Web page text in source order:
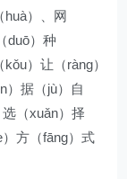
huà）、网
duō）种
）让（ràng）
）据（jù）自
（xuǎn）择
）方（fāng）式